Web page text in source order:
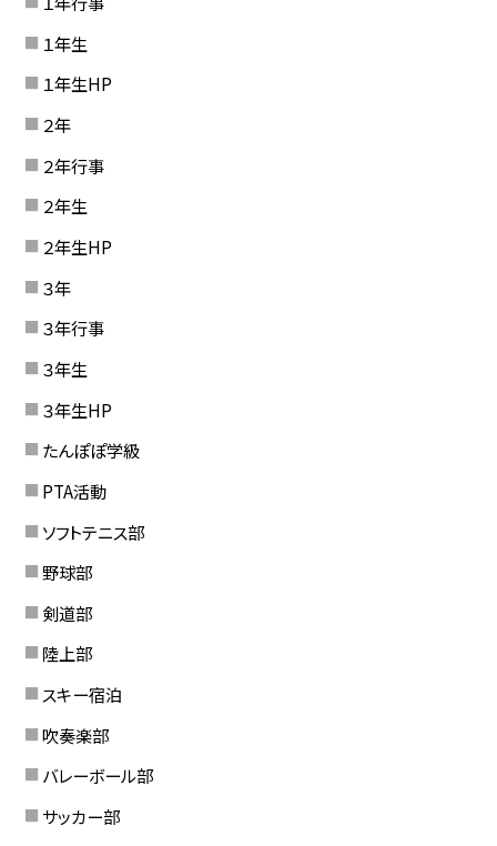
１年生
１年生HP
２年
２年行事
２年生
２年生HP
３年
３年行事
３年生
３年生HP
たんぽぽ学級
PTA活動
ソフトテニス部
野球部
剣道部
陸上部
スキー宿泊
吹奏楽部
バレーボール部
サッカー部